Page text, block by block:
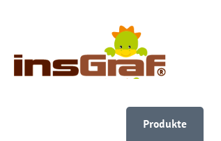
Produkte